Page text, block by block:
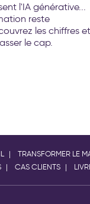
l'IA générative...
reste
les chiffres et
le cap.
TRANSFORMER LE
CAS CLIENTS